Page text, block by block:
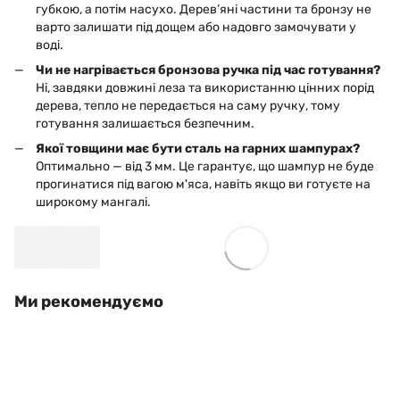
губкою, а потім насухо. Дерев’яні частини та бронзу не
варто залишати під дощем або надовго замочувати у
воді.
Чи не нагрівається бронзова ручка під час готування?
Ні, завдяки довжині леза та використанню цінних порід
дерева, тепло не передається на саму ручку, тому
готування залишається безпечним.
Якої товщини має бути сталь на гарних шампурах?
Оптимально — від 3 мм. Це гарантує, що шампур не буде
прогинатися під вагою м'яса, навіть якщо ви готуєте на
широкому мангалі.
Ми рекомендуємо